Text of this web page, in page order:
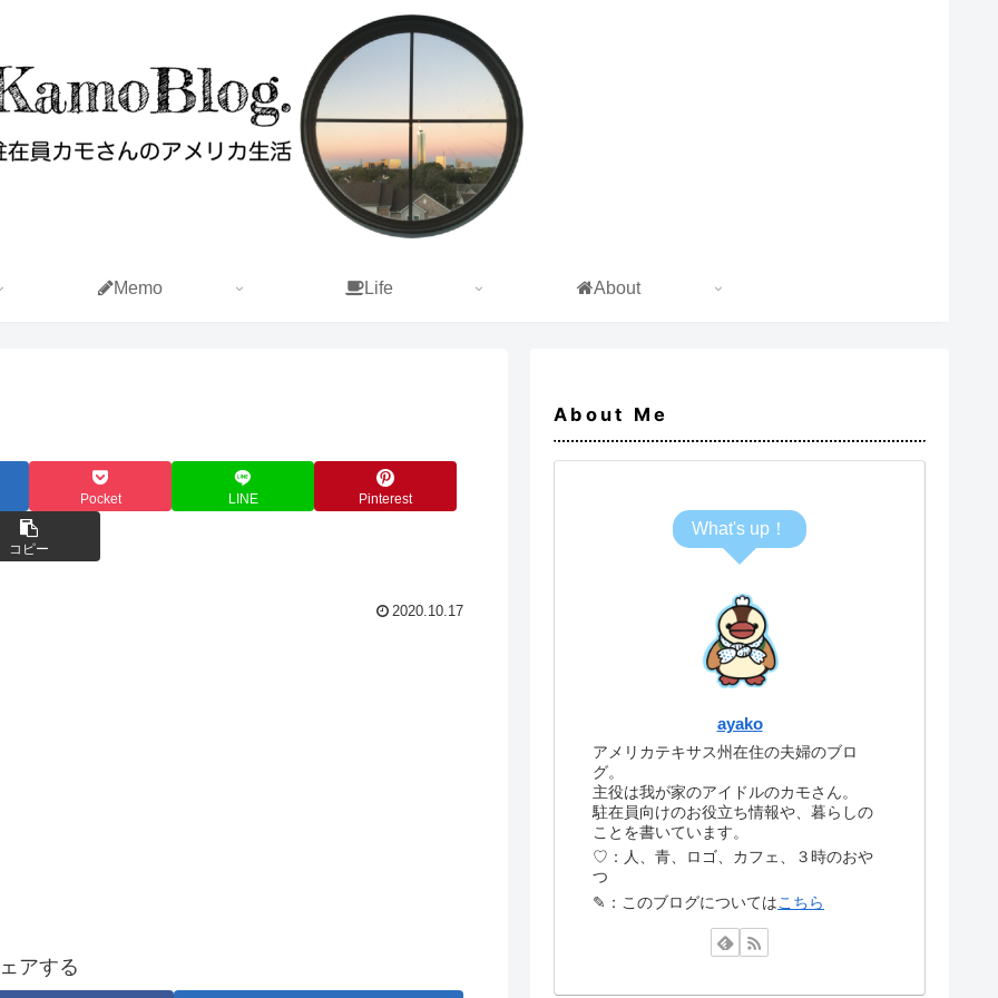
Memo Life About
Pocket LINE Pinterest
コピー
2020.10.17
アする
About Me
What's up！
ayako
アメリカテキサス州在住の夫婦のブロ
グ。
主役は我が家のアイドルのカモさん。
駐在員向けのお役立ち情報や、暮らしの
ことを書いています。
♡：人、青、ロゴ、カフェ、３時のおや
つ
✎：このブログについてはこちら